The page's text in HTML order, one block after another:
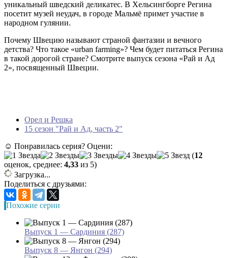
уникальный шведский деликатес. В Хельсингборге Регина
посетит музей неудач, в городе Мальмё примет участие в
народном гулянии.
Почему Швецию называют страной фантазии и вечного
детства? Что такое «urban farming»? Чем будет питаться Регина
в такой дорогой стране? Смотрите выпуск сезона «Рай и Ад
2», посвященный Швеции.
Орел и Решка
15 сезон "Рай и Ад, часть 2"
☺ Понравилась серия? Оцени:
(12
оценок, среднее: 4,33 из 5)
Загрузка...
Поделиться с друзьями:
Похожие серии
Выпуск 1 — Сардиния (287)
Выпуск 8 — Янгон (294)